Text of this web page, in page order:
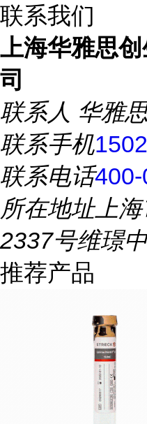
联系我们
上海华雅思
司
联系人 华雅
联系手机
联系电话
所在地址上
2337号维璟
推荐产品